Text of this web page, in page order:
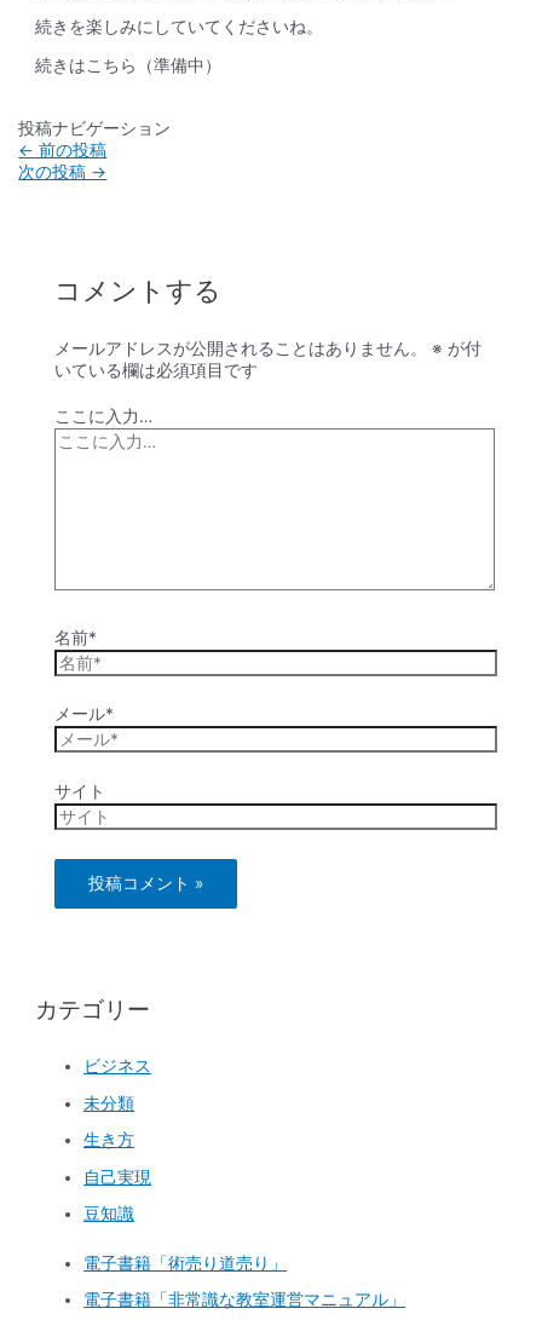
続きを楽しみにしていてくださいね。
続きはこちら（準備中）
投稿ナビゲーション
← 前の投稿
次の投稿 →
コメントする
メールアドレスが公開されることはありません。 ※ が付
いている欄は必須項目です
ここに入力…
名前*
メール*
サイト
カテゴリー
ビジネス
未分類
生き方
自己実現
豆知識
電子書籍「術売り道売り」
電子書籍「非常識な教室運営マニュアル」